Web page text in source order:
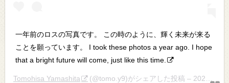
一年前のロスの写真です。 この時のように、輝く未来が来る
ことを願っています。 I took these photos a year ago. I hope
that a bright future will come, just like this time.
Tomohisa Yamashita (@tomo.y9)がシェアした投稿 – 2020年 5月月31日午後8時02分PDT